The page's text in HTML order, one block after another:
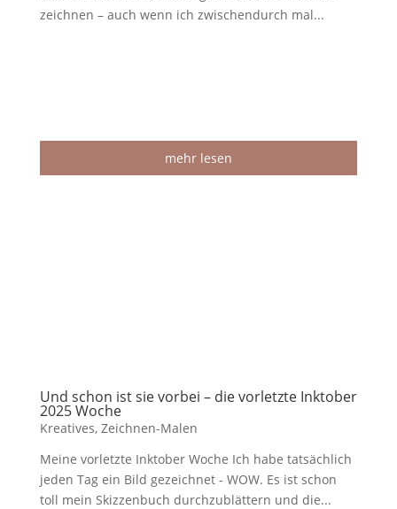
zeichnen – auch wenn ich zwischendurch mal...
mehr lesen
Und schon ist sie vorbei – die vorletzte Inktober
2025 Woche
Kreatives, Zeichnen-Malen
Meine vorletzte Inktober Woche Ich habe tatsächlich
jeden Tag ein Bild gezeichnet - WOW. Es ist schon
toll mein Skizzenbuch durchzublättern und die...